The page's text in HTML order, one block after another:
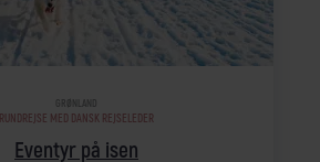
Eventyr på isen
GRØNLAND
RUNDREJSE MED DANSK REJSELEDER